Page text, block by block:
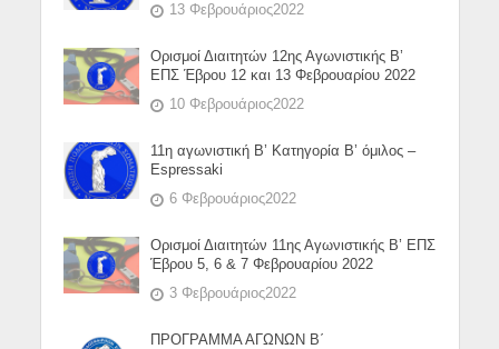
13 Φεβρουάριος2022
Ορισμοί Διαιτητών 12ης Αγωνιστικής Β’
ΕΠΣ Έβρου 12 και 13 Φεβρουαρίου 2022
10 Φεβρουάριος2022
11η αγωνιστική Β’ Κατηγορία Β’ όμιλος –
Espressaki
6 Φεβρουάριος2022
Ορισμοί Διαιτητών 11ης Αγωνιστικής Β’ ΕΠΣ
Έβρου 5, 6 & 7 Φεβρουαρίου 2022
3 Φεβρουάριος2022
ΠΡΟΓΡΑΜΜΑ ΑΓΩΝΩΝ Β΄